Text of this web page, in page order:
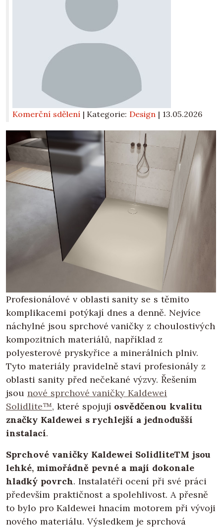
Komerční sdělení | Kategorie: Design | 13.05.2026
Profesionálové v oblasti sanity se s těmito
komplikacemi potýkají dnes a denně. Nejvíce
náchylné jsou sprchové vaničky z choulostivých
kompozitních materiálů, například z
polyesterové pryskyřice a minerálních plniv.
Tyto materiály pravidelně staví profesionály z
oblasti sanity před nečekané výzvy. Řešením
jsou nové sprchové vaničky Kaldewei
Solidlite™, které spojují osvědčenou kvalitu
značky Kaldewei s rychlejší a jednodušší
instalací.
Sprchové vaničky Kaldewei SolidliteTM jsou
lehké, mimořádně pevné a mají dokonale
hladký povrch. Instalatéři ocení při své práci
především praktičnost a spolehlivost. A přesně
to bylo pro Kaldewei hnacím motorem při vývoji
nového materiálu. Výsledkem je sprchová